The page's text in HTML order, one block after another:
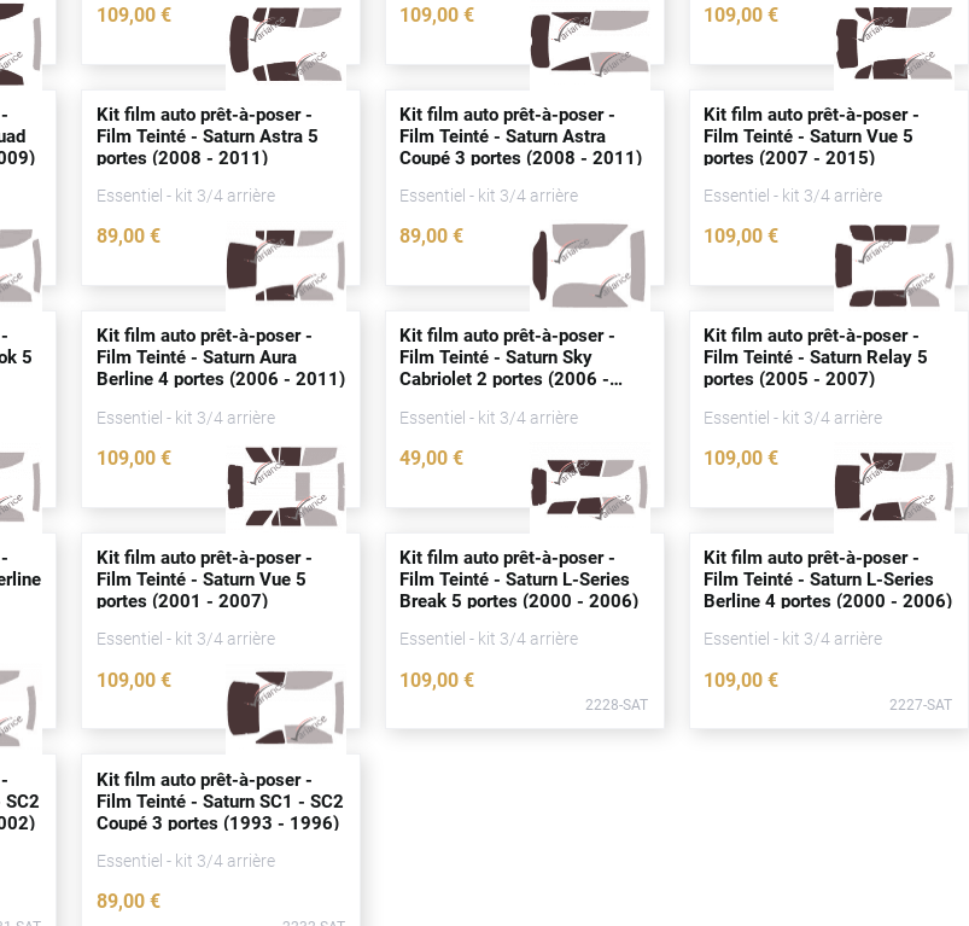
109,00 € 109,00 € 109,00 €
SAT
Kit film auto prêt-à-poser -
Film Teinté - Saturn Astra 5
portes(2008 - 2011)
Essentiel - kit 3/4 arrière
89,00 €
Kit film auto prêt-à-poser -
Film Teinté - Saturn Astra
Coupé 3portes (2008 - 2011)
Essentiel - kit 3/4 arrière
89,00 €
Kit film auto prêt-à-poser -
Film Teinté - Saturn Vue 5
portes (2007 - 2015)
Essentiel - kit 3/4 arrière
109,00 €
2239-SAT
5
Kit film auto prêt-à-poser -
Film Teinté - Saturn Aura
Berline 4 portes(2006 - 2011)
Essentiel - kit 3/4 arrière
109,00 €
2224-SAT
Kit film auto prêt-à-poser -
Film Teinté - Saturn Sky
Cabriolet 2portes (2006 -
Essentiel - kit 3/4 arrière
49,00 €
2233-SAT
Kit film auto prêt-à-poser -
Film Teinté - Saturn Relay 5
portes (2005 - 2007)
Essentiel - kit 3/4 arrière
109,00 €
2230-SAT
Kit film auto prêt-à-poser -
Film Teinté - Saturn Vue 5
portes(2001 - 2007)
Essentiel - kit 3/4 arrière
109,00 €
Kit film auto prêt-à-poser -
Film Teinté - Saturn L-Series
Break 5portes (2000 - 2006)
Essentiel - kit 3/4 arrière
109,00 €
2228-SAT
Kit film auto prêt-à-poser -
Film Teinté - Saturn L-Series
Berline 4portes (2000 - 2006)
Essentiel - kit 3/4 arrière
109,00 €
2227-SAT
SC2
Kit film auto prêt-à-poser -
Film Teinté - Saturn SC1 - SC2
Coupé 3 portes(1993 - 1996)
Essentiel - kit 3/4 arrière
89,00 €